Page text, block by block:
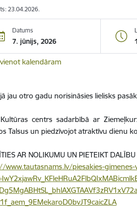
23.04.2026.
Datums
7. jūnijs, 2026
kalendāram
jau otro gadu norisināsies lielisks
centrs sadarbībā ar
Talsus un piedzīvojot atraktīvu dienu
AR NOLIKUMU UN PIETEIKT
www.tautasnams.lv/piesakies-